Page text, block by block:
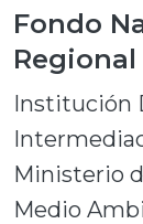
Fondo
Regional
Institución
Ministerio
Medio